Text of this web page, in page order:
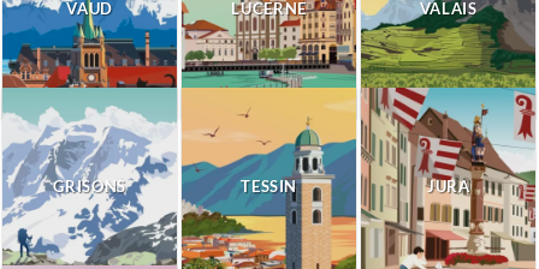
VAUD LUCERNE VALAIS
GRISONS TESSIN JURA